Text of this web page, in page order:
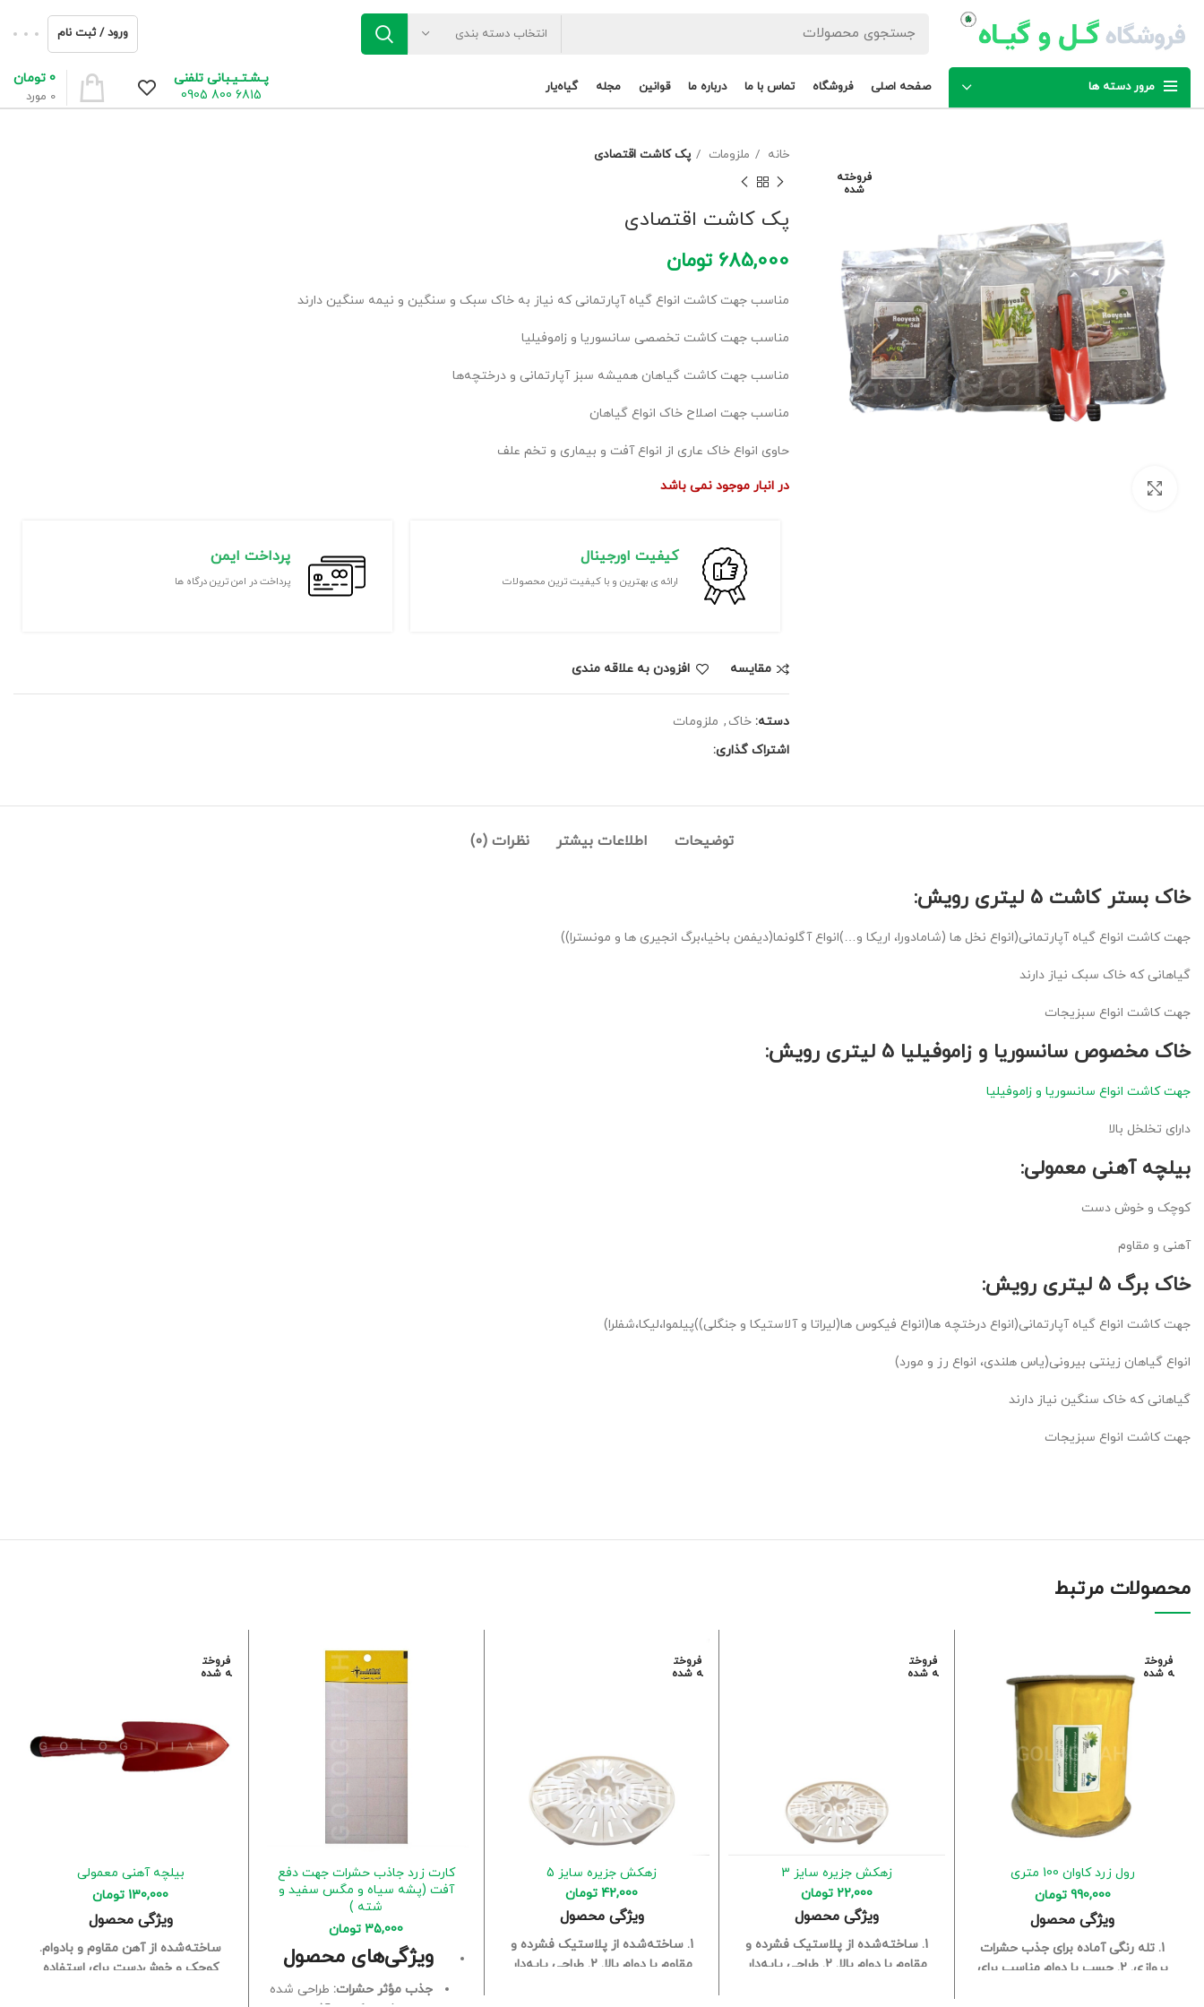
انتخاب دسته بندی ورود / ثبت نام
مرور دسته ها صفحه اصلی فروشگاه تماس با ما درباره ما قوانین مجله گیاه‌یار
پـشـتـیـبانی تلفنی
6815 800 0905
0 مورد
0 تومان
فروخته
شده
خانه ملزومات پک کاشت اقتصادی
پک کاشت اقتصادی
685,000 تومان
مناسب جهت کاشت انواع گیاه آپارتمانی که نیاز به خاک سبک و سنگین و نیمه سنگین دارند
مناسب جهت کاشت تخصصی سانسوریا و زاموفیلیا
مناسب جهت کاشت گیاهان همیشه سبز آپارتمانی و درختچه‌ها
مناسب جهت اصلاح خاک انواع گیاهان
حاوی انواع خاک عاری از انواع آفت و بیماری و تخم علف
در انبار موجود نمی باشد
کیفیت اورجینال
ارائه ی بهترین و با کیفیت ترین محصولات
پرداخت ایمن
پرداخت در امن ترین درگاه ها
مقايسه افزودن به علاقه مندی
دسته: خاک , ملزومات
اشتراک گذاری:
توضیحات اطلاعات بیشتر نظرات (0)
خاک بستر کاشت 5 لیتری رویش:
جهت کاشت انواع گیاه آپارتمانی(انواع نخل ها (شامادورا، اریکا و…)انواع آگلونما(دیفمن باخیا،برگ انجیری ها و مونسترا))
گیاهانی که خاک سبک نیاز دارند
جهت کاشت انواع سبزیجات
خاک مخصوص سانسوریا و زاموفیلیا 5 لیتری رویش:
جهت کاشت انواع سانسوریا و زاموفیلیا
دارای تخلخل بالا
بیلچه آهنی معمولی:
کوچک و خوش دست
آهنی و مقاوم
خاک برگ 5 لیتری رویش:
جهت کاشت انواع گیاه آپارتمانی(انواع درختچه ها(انواع فیکوس ها(لیراتا و آلاستیکا و جنگلی))پیلموا،لیکا،شفلرا)
انواع گیاهان زینتی بیرونی(یاس هلندی، انواع رز و مورد)
گیاهانی که خاک سنگین نیاز دارند
جهت کاشت انواع سبزیجات
محصولات مرتبط
فروخت
ه شده
رول زرد کاوان 100 متری
990,000 تومان
ویژگی محصول
1. تله رنگی آماده برای جذب حشرات
پروازی.
2. چسب با دوام مناسب برای
فروخت
ه شده
زهکش جزیره سایز 3
22,000 تومان
ویژگی محصول
1. ساخته‌شده از پلاستیک فشرده و
مقاوم با دوام بالا.
2. طراحی پایه‌دار
فروخت
ه شده
زهکش جزیره سایز 5
42,000 تومان
ویژگی محصول
1. ساخته‌شده از پلاستیک فشرده و
مقاوم با دوام بالا.
2. طراحی پایه‌دار
کارت زرد جاذب حشرات جهت دفع
آفت (پشه سیاه و مگس سفید و
شته )
35,000 تومان
ویژگی‌های محصول
جذب مؤثر حشرات: طراحی شده
فروخت
ه شده
بیلچه آهنی معمولی
130,000 تومان
ویژگی محصول
ساخته‌شده از آهن مقاوم و بادوام.
کوچک و خوش‌دست برای استفاده